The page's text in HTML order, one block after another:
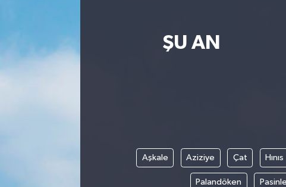
ŞU AN
Aşkale Aziziye Çat Hınıs
Palandöken